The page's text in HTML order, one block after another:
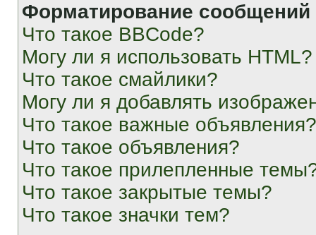
Форматирование
Что такое BBCode?
Могу ли я использовать HTML?
Что такое смайлики?
Могу ли я добавлять
Что такое важные объявления?
Что такое объявления?
Что такое прилепленные
Что такое закрытые темы?
Что такое значки тем?